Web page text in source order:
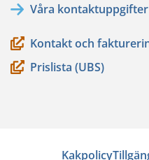
Våra kontaktuppgifter
Kontakt och
Prislista (UBS)
Kakpolicy